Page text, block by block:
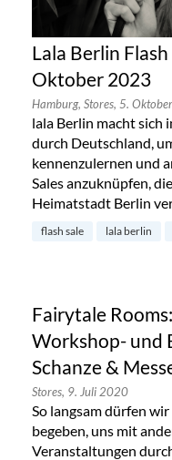
Lala Berlin
Oktober 2023
Hamburg, Stores, 5.
lala Berlin macht sich
durch Deutschland,
kennenzulernen und
Sales anzuknüpfen,
Heimatstadt Berlin
flash sale lala berlin
Fairytale
Workshop- und
Schanze &
Stores, 9. Juli 2020
So langsam dürfen
begeben, uns mit
Veranstaltungen